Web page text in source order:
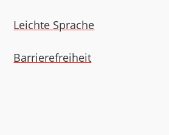
Leichte Sprache
Barriere­freiheit